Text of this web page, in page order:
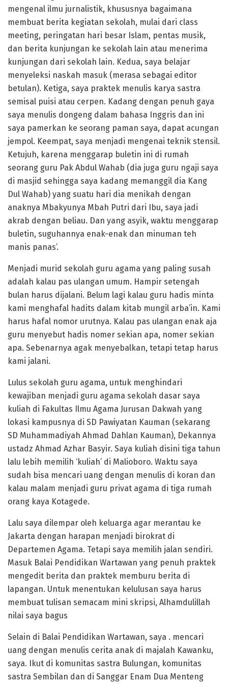
mengenal ilmu jurnalistik, khususnya bagaimana
membuat berita kegiatan sekolah, mulai dari class
meeting, peringatan hari besar Islam, pentas musik,
dan berita kunjungan ke sekolah lain atau menerima
kunjungan dari sekolah lain. Kedua, saya belajar
menyeleksi naskah masuk (merasa sebagai editor
betulan). Ketiga, saya praktek menulis karya sastra
semisal puisi atau cerpen. Kadang dengan penuh gaya
saya menulis dongeng dalam bahasa Inggris dan ini
saya pamerkan ke seorang paman saya, dapat acungan
jempol. Keempat, saya menjadi mengenai teknik stensil.
Ketujuh, karena menggarap buletin ini di rumah
seorang guru Pak Abdul Wahab (dia juga guru ngaji saya
di masjid sehingga saya kadang memanggil dia Kang
Dul Wahab) yang suatu hari dia menikah dengan
anaknya Mbakyunya Mbah Putri dari Ibu, saya jadi
akrab dengan beliau. Dan yang asyik, waktu menggarap
buletin, suguhannya enak-enak dan minuman teh
manis panas’.
Menjadi murid sekolah guru agama yang paling susah
adalah kalau pas ulangan umum. Hampir setengah
bulan harus dijalani. Belum lagi kalau guru hadis minta
kami menghafal hadits dalam kitab mungil arba’in. Kami
harus hafal nomor urutnya. Kalau pas ulangan enak aja
guru menyebut hadis nomer sekian apa, nomer sekian
apa. Sebenarnya agak menyebalkan, tetapi tetap harus
kami jalani.
Lulus sekolah guru agama, untuk menghindari
kewajiban menjadi guru agama sekolah dasar saya
kuliah di Fakultas Ilmu Agama Jurusan Dakwah yang
lokasi kampusnya di SD Pawiyatan Kauman (sekarang
SD Muhammadiyah Ahmad Dahlan Kauman), Dekannya
ustadz Ahmad Azhar Basyir. Saya kuliah disini tiga tahun
lalu lebih memilih ‘kuliah’ di Malioboro. Waktu saya
sudah bisa mencari uang dengan menulis di koran dan
kalau malam menjadi guru privat agama di tiga rumah
orang kaya Kotagede.
Lalu saya dilempar oleh keluarga agar merantau ke
Jakarta dengan harapan menjadi birokrat di
Departemen Agama. Tetapi saya memilih jalan sendiri.
Masuk Balai Pendidikan Wartawan yang penuh praktek
mengedit berita dan praktek memburu berita di
lapangan. Untuk menentukan kelulusan saya harus
membuat tulisan semacam mini skripsi, Alhamdulillah
nilai saya bagus
Selain di Balai Pendidikan Wartawan, saya . mencari
uang dengan menulis cerita anak di majalah Kawanku,
saya. Ikut di komunitas sastra Bulungan, komunitas
sastra Sembilan dan di Sanggar Enam Dua Menteng